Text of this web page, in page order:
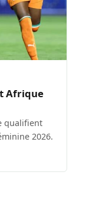
Afrique
qualifient
2026.